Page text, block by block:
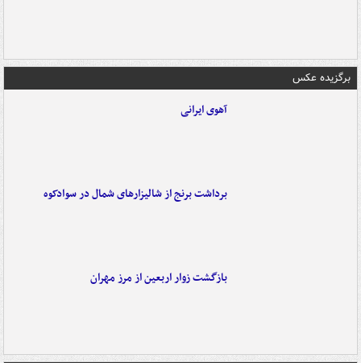
برگزیده عکس
آهوی ایرانی
برداشت برنج از شالیزارهای شمال در سوادکوه
بازگشت زوار اربعین از مرز مهران